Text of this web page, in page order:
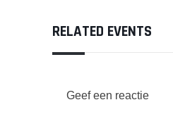
RELATED EVENTS
Geef een reactie